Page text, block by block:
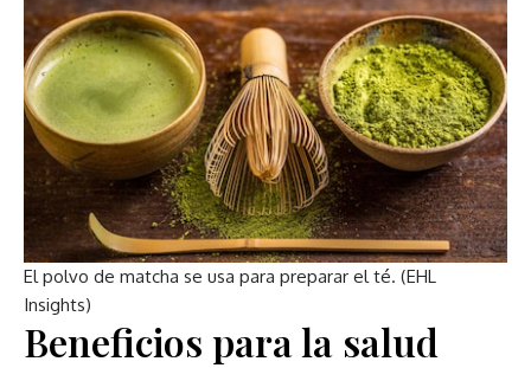
El polvo de matcha se usa para preparar el té. (EHL
Insights)
Beneficios para la salud